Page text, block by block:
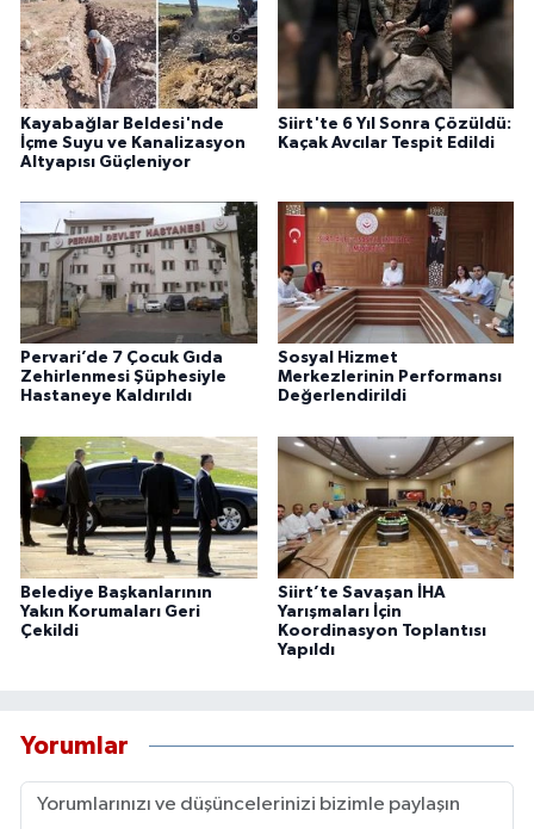
Kayabağlar Beldesi'nde
İçme Suyu ve Kanalizasyon
Altyapısı Güçleniyor
Siirt'te 6 Yıl Sonra Çözüldü:
Kaçak Avcılar Tespit Edildi
Pervari’de 7 Çocuk Gıda
Zehirlenmesi Şüphesiyle
Hastaneye Kaldırıldı
Sosyal Hizmet
Merkezlerinin Performansı
Değerlendirildi
Belediye Başkanlarının
Yakın Korumaları Geri
Çekildi
Siirt’te Savaşan İHA
Yarışmaları İçin
Koordinasyon Toplantısı
Yapıldı
Yorumlar